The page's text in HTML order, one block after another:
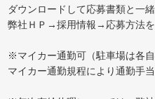
ダウンロードして応募書類と一
弊社ＨＰ→採用情報→応募方法
※マイカー通勤可（駐車場は各
マイカー通勤規程により通勤手